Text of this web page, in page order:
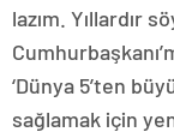
lazım. Yıllardır
‘Dünya 5’ten
sağlamak için